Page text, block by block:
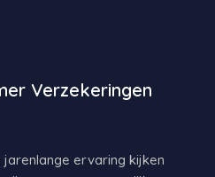
Verzekeringen
jarenlange ervaring kijken